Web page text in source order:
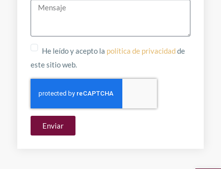
He leído y acepto la política de privacidadde
este sitio web.
Enviar